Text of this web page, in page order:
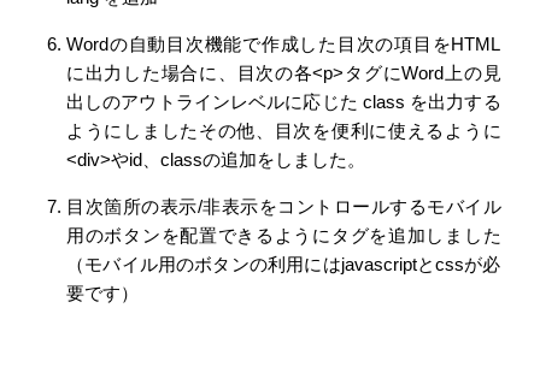
Wordの自動目次機能で作成した目次の項目をHTML
に出力した場合に、目次の各<p>タグにWord上の見
出しのアウトラインレベルに応じた class を出力する
ようにしましたその他、目次を便利に使えるように
<div>やid、classの追加をしました。
目次箇所の表示/非表示をコントロールするモバイル
用のボタンを配置できるようにタグを追加しました
（モバイル用のボタンの利用にはjavascriptとcssが必
要です）